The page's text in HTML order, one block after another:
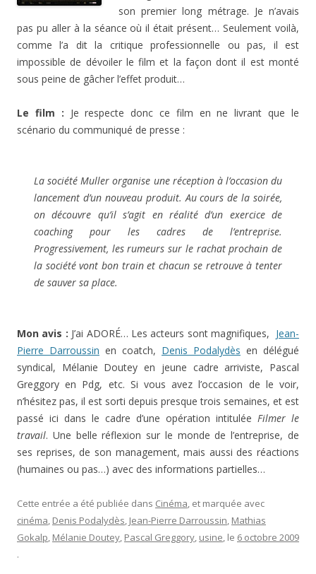
son premier long métrage. Je n’avais
pas pu aller à la séance où il était présent… Seulement voilà,
comme l’a dit la critique professionnelle ou pas, il est
impossible de dévoiler le film et la façon dont il est monté
sous peine de gâcher l’effet produit…
Le film : Je respecte donc ce film en ne livrant que le
scénario du communiqué de presse :
La société Muller organise une réception à l’occasion du
lancement d’un nouveau produit. Au cours de la soirée,
on découvre qu’il s’agit en réalité d’un exercice de
coaching pour les cadres de l’entreprise.
Progressivement, les rumeurs sur le rachat prochain de
la société vont bon train et chacun se retrouve à tenter
de sauver sa place.
Mon avis : J’ai ADORÉ… Les acteurs sont magnifiques, Jean-
Pierre Darroussin en coatch, Denis Podalydès en délégué
syndical, Mélanie Doutey en jeune cadre arriviste, Pascal
Greggory en Pdg, etc. Si vous avez l’occasion de le voir,
n’hésitez pas, il est sorti depuis presque trois semaines, et est
passé ici dans le cadre d’une opération intitulée Filmer le
travail. Une belle réflexion sur le monde de l’entreprise, de
ses reprises, de son management, mais aussi des réactions
(humaines ou pas…) avec des informations partielles…
Cette entrée a été publiée dans Cinéma, et marquée avec
cinéma, Denis Podalydès, Jean-Pierre Darroussin, Mathias
Gokalp, Mélanie Doutey, Pascal Greggory, usine, le 6 octobre 2009
.